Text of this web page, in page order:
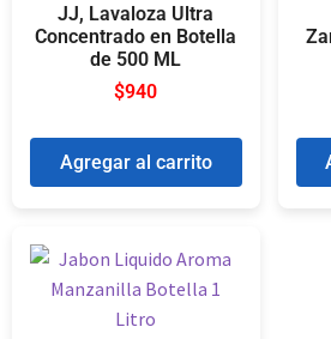
JJ, Lavaloza Ultra
Concentrado en Botella
de 500 ML
$940
Agregar al carrito